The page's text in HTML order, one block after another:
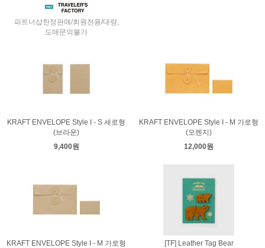
파트너샵한정판매/회원전용/대량,
도매문의불가
KRAFT ENVELOPE Style I - S 세로형
(브라운)
9,400원
KRAFT ENVELOPE Style I - M 가로형
(오렌지)
12,000원
KRAFT ENVELOPE Style I - M 가로형
[TF] Leather Tag Bear